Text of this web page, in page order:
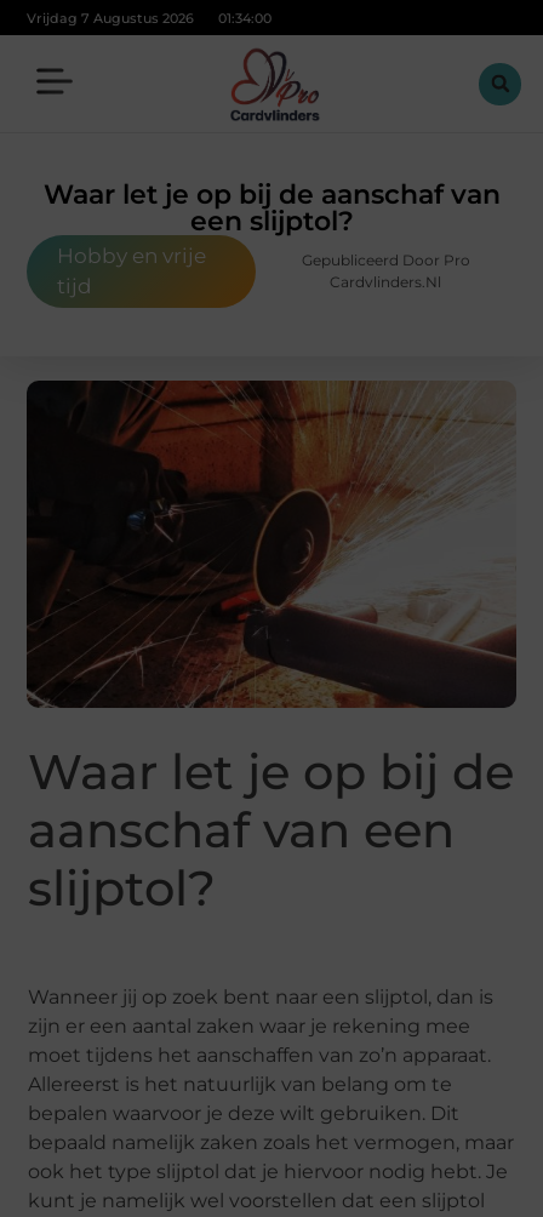
Vrijdag 7 Augustus 2026 01:34:01
Waar let je op bij de aanschaf van
een slijptol?
Hobby en vrije
tijd
Gepubliceerd Door Pro
Cardvlinders.nl
Waar let je op bij de
aanschaf van een
slijptol?
Wanneer jij op zoek bent naar een slijptol, dan is
zijn er een aantal zaken waar je rekening mee
moet tijdens het aanschaffen van zo’n apparaat.
Allereerst is het natuurlijk van belang om te
bepalen waarvoor je deze wilt gebruiken. Dit
bepaald namelijk zaken zoals het vermogen, maar
ook het type slijptol dat je hiervoor nodig hebt. Je
kunt je namelijk wel voorstellen dat een slijptol